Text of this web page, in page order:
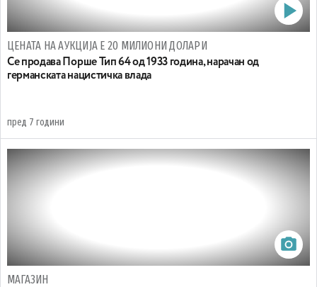
ЦЕНАТА НА АУКЦИЈА Е 20 МИЛИОНИ ДОЛАРИ
Се продава Порше Тип 64 од 1933 година, нарачан од
германската нацистичка влада
пред 7 години
МАГАЗИН